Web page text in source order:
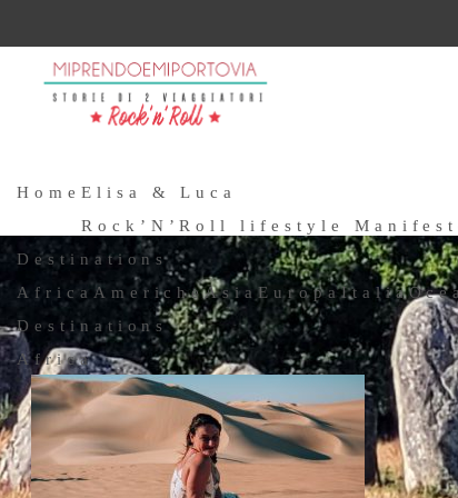
Home Elisa & Luca
Rock’N’Roll lifestyle
Destinations
Africa AmericheAsiaEuropaItalia
Destinations
Africa